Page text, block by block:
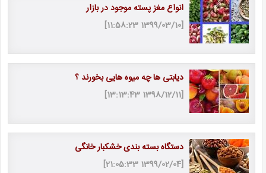
انواع مغز پسته موجود در بازار
[1399/03/10 11:58:23]
دیابتی ها چه میوه هایی بخورند ؟
[1398/12/11 13:13:43]
دستگاه بسته بندی خشکبار خانگی
[1399/02/04 21:05:33]